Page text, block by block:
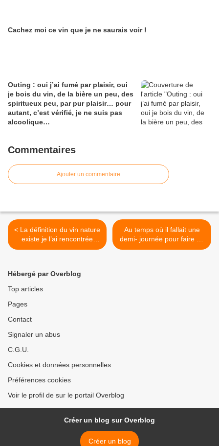
Cachez moi ce vin que je ne saurais voir !
Outing : oui j’ai fumé par plaisir, oui
je bois du vin, de la bière un peu, des
spiritueux peu, par pur plaisir… pour
autant, c’est vérifié, je ne suis pas
alcoolique…
Commentaires
Ajouter un commentaire
< La définition du vin nature
existe je l’ai rencontrée
dans le livret de leçon de
Au temps où il fallait une
demi- journée pour faire en
train Nantes-Nice le citron
Hébergé par Overblog
Top articles
Pages
Contact
Signaler un abus
C.G.U.
Cookies et données personnelles
Préférences cookies
Voir le profil de sur le portail Overblog
Créer un blog sur Overblog
Créer un blog